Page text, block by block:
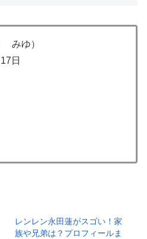
みゆ）
日
レンレン永田蓮がスゴい！家
族や兄弟は？プロフィールま